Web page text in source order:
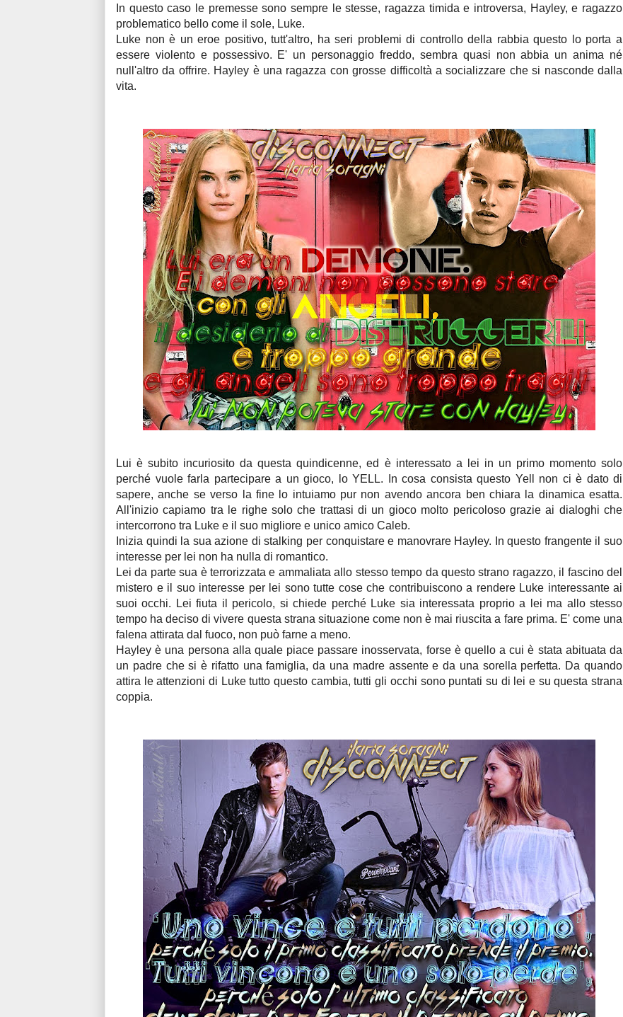
In questo caso le premesse sono sempre le stesse, ragazza timida e introversa, Hayley, e ragazzo
problematico bello come il sole, Luke.
Luke non è un eroe positivo, tutt'altro, ha seri problemi di controllo della rabbia questo lo porta a
essere violento e possessivo. E' un personaggio freddo, sembra quasi non abbia un anima né
null'altro da offrire. Hayley è una ragazza con grosse difficoltà a socializzare che si nasconde dalla
vita.
Lui è subito incuriosito da questa quindicenne, ed è interessato a lei in un primo momento solo
perché vuole farla partecipare a un gioco, lo YELL. In cosa consista questo Yell non ci è dato di
sapere, anche se verso la fine lo intuiamo pur non avendo ancora ben chiara la dinamica esatta.
All'inizio capiamo tra le righe solo che trattasi di un gioco molto pericoloso grazie ai dialoghi che
intercorrono tra Luke e il suo migliore e unico amico Caleb.
Inizia quindi la sua azione di stalking per conquistare e manovrare Hayley. In questo frangente il suo
interesse per lei non ha nulla di romantico.
Lei da parte sua è terrorizzata e ammaliata allo stesso tempo da questo strano ragazzo, il fascino del
mistero e il suo interesse per lei sono tutte cose che contribuiscono a rendere Luke interessante ai
suoi occhi. Lei fiuta il pericolo, si chiede perché Luke sia interessata proprio a lei ma allo stesso
tempo ha deciso di vivere questa strana situazione come non è mai riuscita a fare prima. E' come una
falena attirata dal fuoco, non può farne a meno.
Hayley è una persona alla quale piace passare inosservata, forse è quello a cui è stata abituata da
un padre che si è rifatto una famiglia, da una madre assente e da una sorella perfetta. Da quando
attira le attenzioni di Luke tutto questo cambia, tutti gli occhi sono puntati su di lei e su questa strana
coppia.